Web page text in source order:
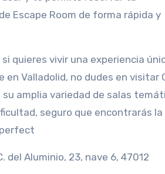
Escape Room de forma rápida y
si quieres vivir una experiencia
en Valladolid, no dudes en visitar
su amplia variedad de salas
seguro que encontrarás la
del Aluminio, 23, nave 6, 47012